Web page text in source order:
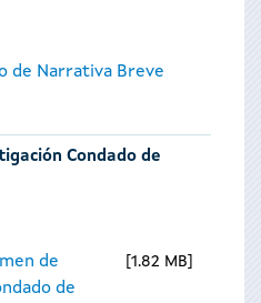
de Narrativa Breve
Condado de
de
de
1.82 MB